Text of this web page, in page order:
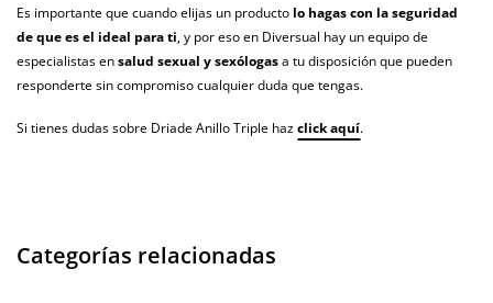
Es importante que cuando elijas un producto lo hagas con la seguridad
de que es el ideal para ti, y por eso en Diversual hay un equipo de
especialistas ensalud sexual y sexólogasa tu disposición que pueden
responderte sin compromiso cualquier duda que tengas.
Si tienes dudas sobre Driade Anillo Triple hazclick aquí.
Categorías relacionadas